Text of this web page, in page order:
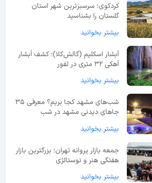
کردکوی؛ سرسبزترین شهر استان
گلستان را بشناسید
بیشتر بخوانید
آبشار اسکلیم (گالش‌کلا)؛ کشف آبشار
آهکی ۳۲ متری در لفور
بیشتر بخوانید
شب‌های مشهد کجا بریم؟ معرفی 35
جاهای دیدنی مشهد در شب
بیشتر بخوانید
جمعه بازار پروانه تهران؛ بزرگترین بازار
هفتگی هنر و نوستالژی
بیشتر بخوانید